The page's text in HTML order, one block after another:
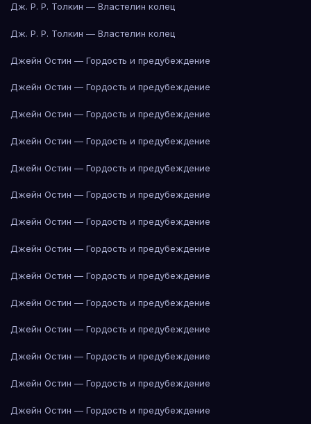
Дж. Р. Р. Толкин — Властелин колец
Дж. Р. Р. Толкин — Властелин колец
Джейн Остин — Гордость и предубеждение
Джейн Остин — Гордость и предубеждение
Джейн Остин — Гордость и предубеждение
Джейн Остин — Гордость и предубеждение
Джейн Остин — Гордость и предубеждение
Джейн Остин — Гордость и предубеждение
Джейн Остин — Гордость и предубеждение
Джейн Остин — Гордость и предубеждение
Джейн Остин — Гордость и предубеждение
Джейн Остин — Гордость и предубеждение
Джейн Остин — Гордость и предубеждение
Джейн Остин — Гордость и предубеждение
Джейн Остин — Гордость и предубеждение
Джейн Остин — Гордость и предубеждение